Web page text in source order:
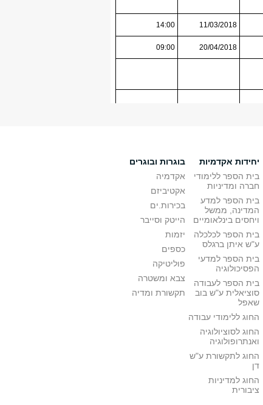
יחידות אקדמיות
בית הספר ללימודי
חברה ומדיניות
בית הספר למדע
המדינה, ממשל
ויחסים בינלאומיים
בית הספר לכלכלה
ע"ש איתן ברגלס
בית הספר למדעי
הפסיכולוגיה
בית הספר לעבודה
סוציאלית ע"ש בוב
שאפל
החוג ללימודי עבודה
החוג לסוציולוגיה
ואנתרופולוגיה
החוג לתקשורת ע"ש
דן
החוג למדיניות
ציבורית
בוגרות ובוגרים
אקדמיה
אקטיביזם
בכירות.ים
הייטק וסייבר
יזמות
כספים
פוליטיקה
צבא ומשטרה
תקשורת ומדיה